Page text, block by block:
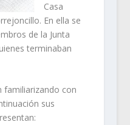
Casa
En ella se
de la Junta
terminaban
familiarizando con
sus